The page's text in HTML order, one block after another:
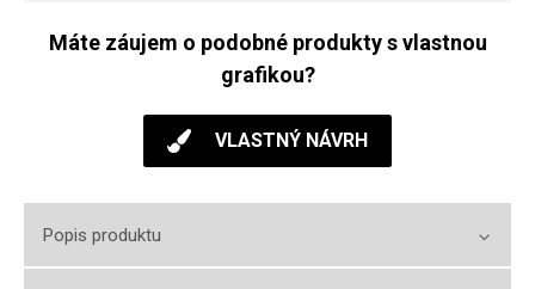
Máte záujem o podobné produkty s vlastnou
grafikou?
VLASTNÝ NÁVRH
Popis produktu